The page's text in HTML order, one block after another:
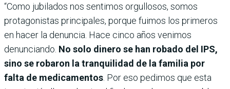
“Como jubilados nos sentimos orgullosos, somos
protagonistas principales, porque fuimos los primeros
en hacer la denuncia. Hace cinco años venimos
denunciando. No solo dinero se han robado del IPS,
sino se robaron la tranquilidad de la familia por
falta de medicamentos . Por eso pedimos que esta